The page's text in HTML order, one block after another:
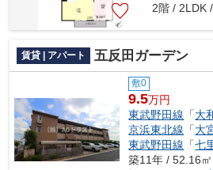
2階 / 2LDK
賃貸 | アパート 五反田ガーデン
敷0
9.5万円
東武野田線 「大
京浜東北線 「大
東武野田線 「七
築11年 / 52.16㎡